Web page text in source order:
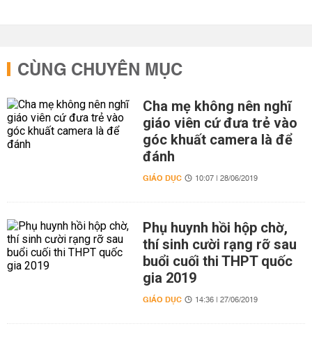
CÙNG CHUYÊN MỤC
Cha mẹ không nên nghĩ
giáo viên cứ đưa trẻ vào
góc khuất camera là để
đánh
GIÁO DỤC 10:07 | 28/06/2019
Phụ huynh hồi hộp chờ,
thí sinh cười rạng rỡ sau
buổi cuối thi THPT quốc
gia 2019
GIÁO DỤC 14:36 | 27/06/2019